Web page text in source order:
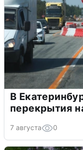
В
перекрытия
7 августа 0